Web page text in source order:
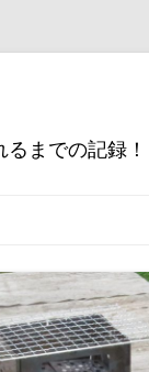
までの記録！